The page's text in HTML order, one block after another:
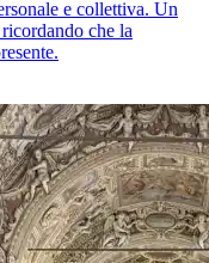
e collettiva. Un
che la